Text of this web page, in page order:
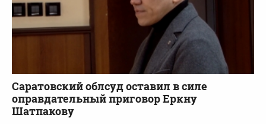
Саратовский облсуд оставил в силе
оправдательный приговор Еркну
Шатпакову